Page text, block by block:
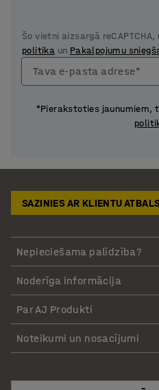
Šo vietni aizsargā reCAPTCHA,
politika un Pakalpojumu
Tava e-pasta adrese*
*Pierakstoties jaunumiem,
SAZINIES AR KLIENTU
Nepieciešama palīdzība?
Noderīga informācija
Par AJ Produkti
Noteikumi un nosacījumi